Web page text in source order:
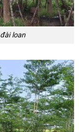
loan